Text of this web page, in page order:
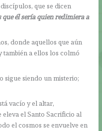
que se dicen
que él sería quien redimiera a
donde aquellos que aún
también a ellos los colmó
sigue siendo un misterio;
vacío y el altar,
eleva el Santo Sacrificio al
el cosmos se envuelve en